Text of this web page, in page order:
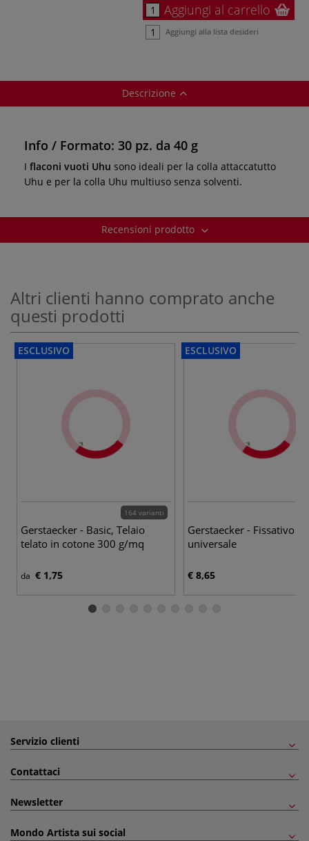
Aggiungi al carrello
Aggiungi alla lista desideri
Descrizione
Info / Formato: 30 pz. da 40 g
I flaconi vuoti Uhu sono ideali per la colla attaccatutto
Uhu e per la colla Uhu multiuso senza solventi.
Recensioni prodotto
Altri clienti hanno comprato anche
questi prodotti
ESCLUSIVO
164 varianti
Gerstaecker - Basic, Telaio
telato in cotone 300 g/mq
da € 1,75
ESCLUSIVO
Gerstaecker - Fissativo
universale
€ 8,65
Servizio clienti
Contattaci
Newsletter
Mondo Artista sui social